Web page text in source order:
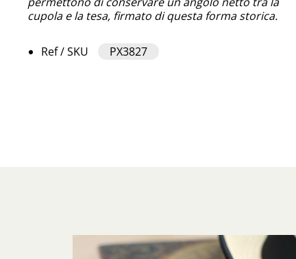
cupola e la tesa, firmato di questa forma storica.
Ref / SKU PX3827